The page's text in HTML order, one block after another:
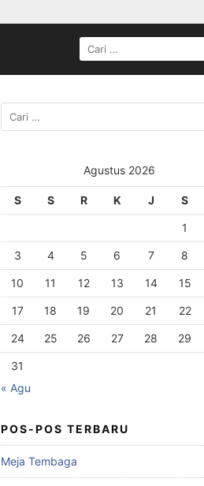
Agustus 2026
S S R K J S
1
3 4 5 6 7 8
10 11 12 13 14 15
17 18 19 20 21 22
24 25 26 27 28 29
31
« Agu
POS-POS TERBARU
Meja Tembaga